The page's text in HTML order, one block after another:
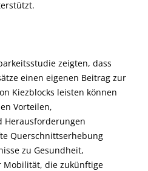
zeigten, dass
einen eigenen Beitrag zur
Kiezblocks leisten können
Vorteilen,
Herausforderungen
Querschnittserhebung
zu Gesundheit,
Mobilität, die zukünftige